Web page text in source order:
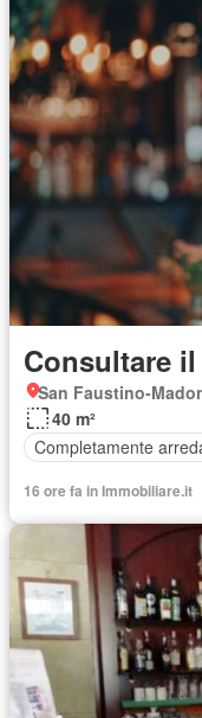
Consultare
San Faustino-
40 m²
Completamente
16 ore fa in Immobiliare.it